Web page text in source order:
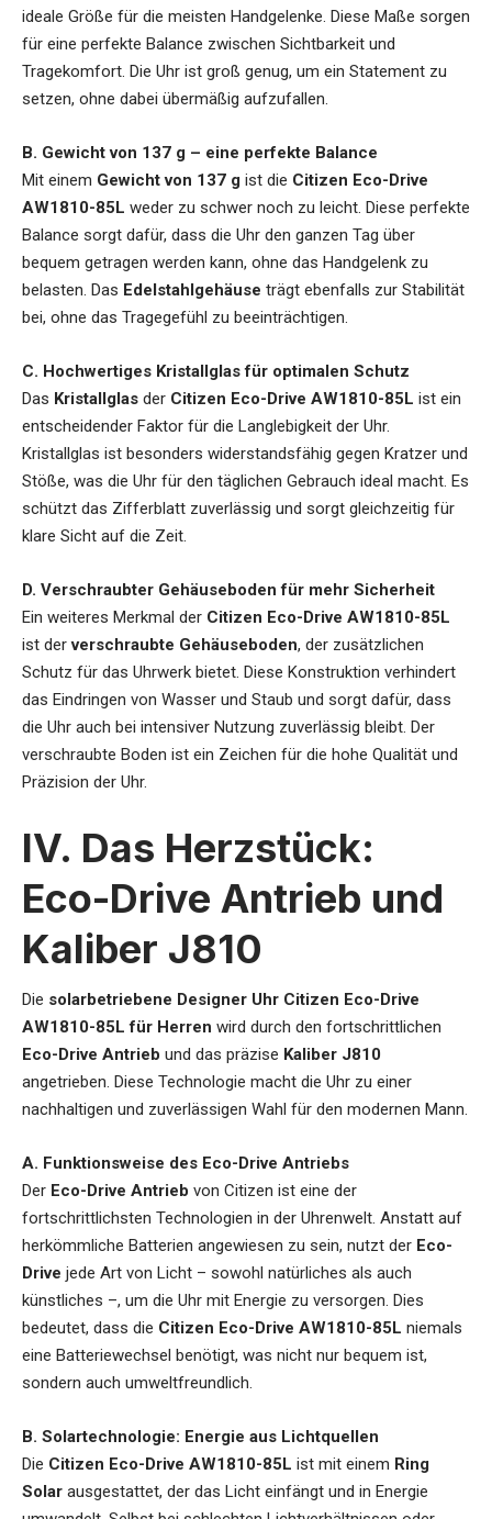
ideale Größe für die meisten Handgelenke. Diese Maße sorgen
für eine perfekte Balance zwischen Sichtbarkeit und
Tragekomfort. Die Uhr ist groß genug, um ein Statement zu
setzen, ohne dabei übermäßig aufzufallen.
B. Gewicht von 137 g – eine perfekte Balance
Mit einem Gewicht von 137 g ist die Citizen Eco-Drive
AW1810-85L weder zu schwer noch zu leicht. Diese perfekte
Balance sorgt dafür, dass die Uhr den ganzen Tag über
bequem getragen werden kann, ohne das Handgelenk zu
belasten. Das Edelstahlgehäuse trägt ebenfalls zur Stabilität
bei, ohne das Tragegefühl zu beeinträchtigen.
C. Hochwertiges Kristallglas für optimalen Schutz
Das Kristallglas der Citizen Eco-Drive AW1810-85L ist ein
entscheidender Faktor für die Langlebigkeit der Uhr.
Kristallglas ist besonders widerstandsfähig gegen Kratzer und
Stöße, was die Uhr für den täglichen Gebrauch ideal macht. Es
schützt das Zifferblatt zuverlässig und sorgt gleichzeitig für
klare Sicht auf die Zeit.
D. Verschraubter Gehäuseboden für mehr Sicherheit
Ein weiteres Merkmal der Citizen Eco-Drive AW1810-85L
ist derverschraubte Gehäuseboden, der zusätzlichen
Schutz für das Uhrwerk bietet. Diese Konstruktion verhindert
das Eindringen von Wasser und Staub und sorgt dafür, dass
die Uhr auch bei intensiver Nutzung zuverlässig bleibt. Der
verschraubte Boden ist ein Zeichen für die hohe Qualität und
Präzision der Uhr.
IV. Das Herzstück:
Eco-Drive Antrieb und
Kaliber J810
Die solarbetriebene Designer Uhr Citizen Eco-Drive
AW1810-85L für Herren wird durch den fortschrittlichen
Eco-Drive Antrieb und das präzise Kaliber J810
angetrieben. Diese Technologie macht die Uhr zu einer
nachhaltigen und zuverlässigen Wahl für den modernen Mann.
A. Funktionsweise des Eco-Drive Antriebs
Der Eco-Drive Antrieb von Citizen ist eine der
fortschrittlichsten Technologien in der Uhrenwelt. Anstatt auf
herkömmliche Batterien angewiesen zu sein, nutzt der Eco-
Drive jede Art von Licht – sowohl natürliches als auch
künstliches –, um die Uhr mit Energie zu versorgen. Dies
bedeutet, dass die Citizen Eco-Drive AW1810-85L niemals
eine Batteriewechsel benötigt, was nicht nur bequem ist,
sondern auch umweltfreundlich.
B. Solartechnologie: Energie aus Lichtquellen
Die Citizen Eco-Drive AW1810-85L ist mit einem Ring
Solar ausgestattet, der das Licht einfängt und in Energie